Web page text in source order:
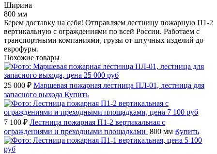
Ширина
800 мм
Берем доставку на себя! Отправляем лестницу пожарную П1-2
вертикальную с ограждениями по всей России. Работаем с
транспортными компаниями, грузы от штучных изделий до
еврофуры.
Похожие товары
25 000 ₽ Маршевая пожарная лестница ПЛ-01, лестница для
запасного выхода Купить
7 100 ₽ Лестница пожарная П1-2 вертикальная с
ограждениями и преходными площадками 800 мм Купить